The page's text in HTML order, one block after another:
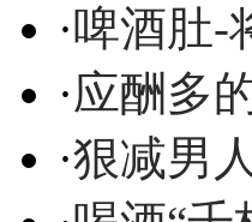
·啤酒肚-
·应酬多
·狠减男